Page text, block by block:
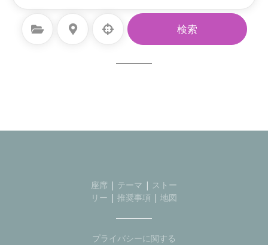
カテゴリーを選択 検索
座席 | テーマ | ストー
リー | 推奨事項 | 地図
プライバシーに関する